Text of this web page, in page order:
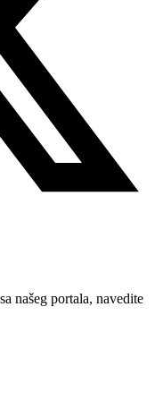
našeg portala, navedite